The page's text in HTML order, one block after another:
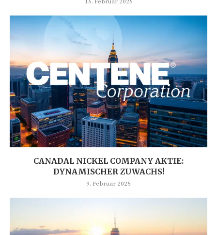
CANADAL NICKEL COMPANY AKTIE:
DYNAMISCHER ZUWACHS!
9. Februar 2025